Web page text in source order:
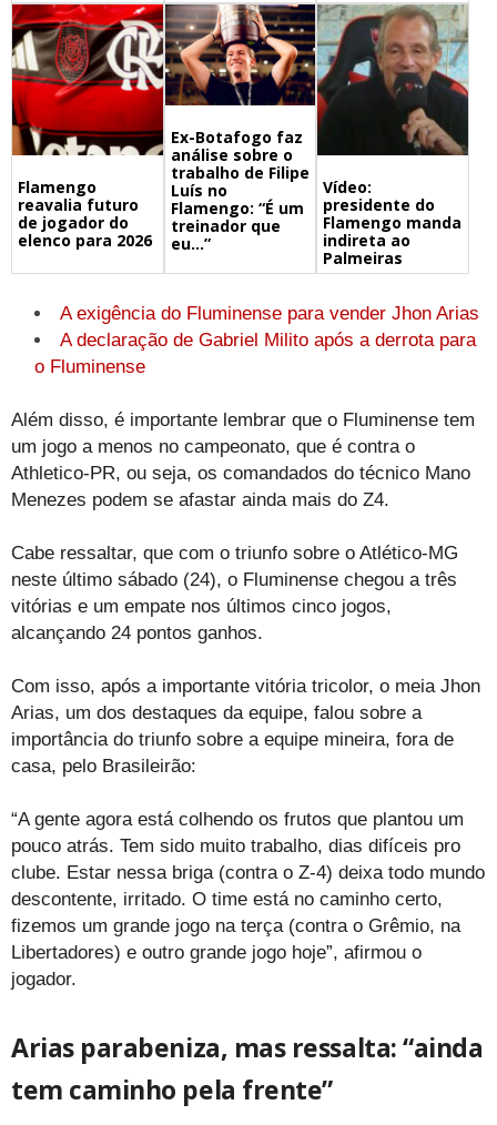
Flamengo
reavalia futuro
de jogador do
elenco para 2026
Ex-Botafogo faz
análise sobre o
trabalho de Filipe
Luís no
Flamengo: “É um
treinador que
eu…”
Vídeo:
presidente do
Flamengo manda
indireta ao
Palmeiras
A exigência do Fluminense para vender Jhon Arias
A declaração de Gabriel Milito após a derrota para
o Fluminense
Além disso, é importante lembrar que o Fluminense tem
um jogo a menos no campeonato, que é contra o
Athletico-PR, ou seja, os comandados do técnico Mano
Menezes podem se afastar ainda mais do Z4.
Cabe ressaltar, que com o triunfo sobre o Atlético-MG
neste último sábado (24), o Fluminense chegou a três
vitórias e um empate nos últimos cinco jogos,
alcançando 24 pontos ganhos.
Com isso, após a importante vitória tricolor, o meia Jhon
Arias, um dos destaques da equipe, falou sobre a
importância do triunfo sobre a equipe mineira, fora de
casa, pelo Brasileirão:
“A gente agora está colhendo os frutos que plantou um
pouco atrás. Tem sido muito trabalho, dias difíceis pro
clube. Estar nessa briga (contra o Z-4) deixa todo mundo
descontente, irritado. O time está no caminho certo,
fizemos um grande jogo na terça (contra o Grêmio, na
Libertadores) e outro grande jogo hoje”, afirmou o
jogador.
Arias parabeniza, mas ressalta: “ainda
tem caminho pela frente”